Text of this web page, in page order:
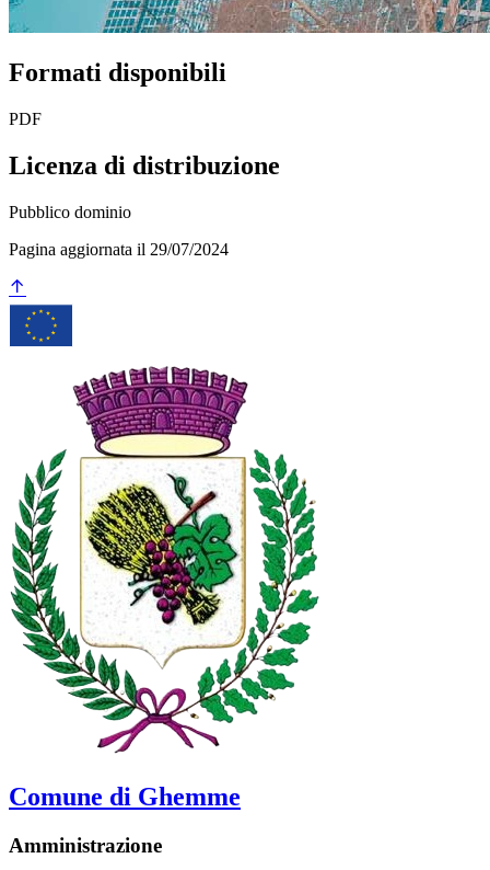
Formati disponibili
PDF
Licenza di distribuzione
Pubblico dominio
Pagina aggiornata il 29/07/2024
Comune di Ghemme
Amministrazione